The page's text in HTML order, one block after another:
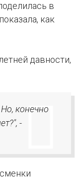
в
как
давности,
конечно
-